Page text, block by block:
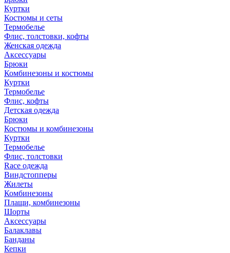
Куртки
Костюмы и сеты
Термобелье
Флис, толстовки, кофты
Женская одежда
Аксессуары
Брюки
Комбинезоны и костюмы
Куртки
Термобелье
Флис, кофты
Детская одежда
Брюки
Костюмы и комбинезоны
Куртки
Термобелье
Флис, толстовки
Race одежда
Виндстопперы
Жилеты
Комбинезоны
Плащи, комбинезоны
Шорты
Аксессуары
Балаклавы
Банданы
Кепки